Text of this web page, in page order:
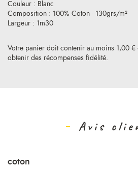
Votre panier doit contenir au moins 1,00
obtenir des récompenses fidélité.
Couleur : Blanc
Composition : 100% Coton - 130grs/m²
Largeur : 1m30
Avis
coton